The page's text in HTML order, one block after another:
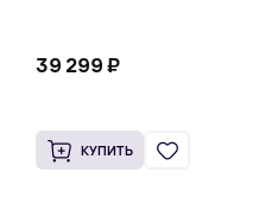
39 299 ₽
КУПИТЬ